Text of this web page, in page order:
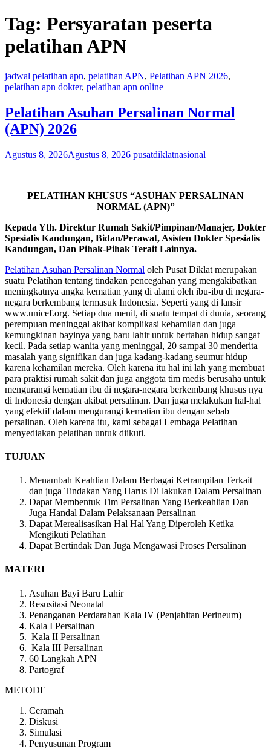
Tag: Persyaratan peserta
pelatihan APN
jadwal pelatihan apn, pelatihan APN, Pelatihan APN 2026,
pelatihan apn dokter, pelatihan apn online
Pelatihan Asuhan Persalinan Normal
(APN) 2026
Agustus 8, 2026Agustus 8, 2026 pusatdiklatnasional
PELATIHAN KHUSUS “ASUHAN PERSALINAN
NORMAL (APN)”
Kepada Yth. Direktur Rumah Sakit/Pimpinan/Manajer, Dokter
Spesialis Kandungan, Bidan/Perawat, Asisten Dokter Spesialis
Kandungan, Dan Pihak-Pihak Terait Lainnya.
Pelatihan Asuhan Persalinan Normal oleh Pusat Diklat merupakan
suatu Pelatihan tentang tindakan pencegahan yang mengakibatkan
meningkatnya angka kematian yang di alami oleh ibu-ibu di negara-
negara berkembang termasuk Indonesia. Seperti yang di lansir
www.unicef.org. Setiap dua menit, di suatu tempat di dunia, seorang
perempuan meninggal akibat komplikasi kehamilan dan juga
kemungkinan bayinya yang baru lahir untuk bertahan hidup sangat
kecil. Pada setiap wanita yang meninggal, 20 sampai 30 menderita
masalah yang signifikan dan juga kadang-kadang seumur hidup
karena kehamilan mereka. Oleh karena itu hal ini lah yang membuat
para praktisi rumah sakit dan juga anggota tim medis berusaha untuk
mengurangi kematian ibu di negara-negara berkembang khusus nya
di Indonesia dengan akibat persalinan. Dan juga melakukan hal-hal
yang efektif dalam mengurangi kematian ibu dengan sebab
persalinan. Oleh karena itu, kami sebagai Lembaga Pelatihan
menyediakan pelatihan untuk diikuti.
TUJUAN
Menambah Keahlian Dalam Berbagai Ketrampilan Terkait
dan juga Tindakan Yang Harus Di lakukan Dalam Persalinan
Dapat Membentuk Tim Persalinan Yang Berkeahlian Dan
Juga Handal Dalam Pelaksanaan Persalinan
Dapat Merealisasikan Hal Hal Yang Diperoleh Ketika
Mengikuti Pelatihan
Dapat Bertindak Dan Juga Mengawasi Proses Persalinan
MATERI
Asuhan Bayi Baru Lahir
Resusitasi Neonatal
Penanganan Perdarahan Kala IV (Penjahitan Perineum)
Kala I Persalinan
Kala II Persalinan
Kala III Persalinan
60 Langkah APN
Partograf
METODE
Ceramah
Diskusi
Simulasi
Penyusunan Program